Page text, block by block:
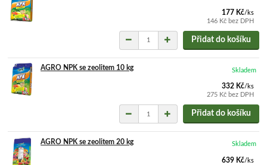
177 Kč/ks
146 Kč bez DPH
Přidat do košíku
AGRO NPK se zeolitem 10 kg
332 Kč/ks
275 Kč bez DPH
Skladem
Přidat do košíku
AGRO NPK se zeolitem 20 kg
639 Kč/ks
Skladem